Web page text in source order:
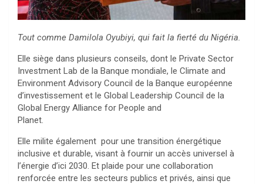
Tout comme Damilola Oyubiyi, qui fait la fierté du Nigéria.
Elle siège dans plusieurs conseils, dont le Private Sector
Investment Lab de la Banque mondiale, le Climate and
Environment Advisory Council de la Banque européenne
d’investissement et le Global Leadership Council de la
Global Energy Alliance for People and
Planet.
Elle milite également pour une transition énergétique
inclusive et durable, visant à fournir un accès universel à
l’énergie d’ici 2030. Et plaide pour une collaboration
renforcée entre les secteurs publics et privés, ainsi que